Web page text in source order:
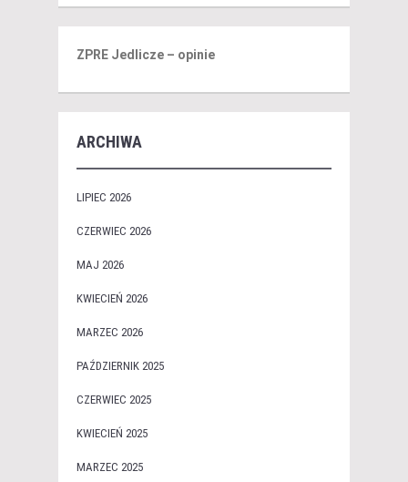
ZPRE Jedlicze – opinie
ARCHIWA
LIPIEC 2026
CZERWIEC 2026
MAJ 2026
KWIECIEŃ 2026
MARZEC 2026
PAŹDZIERNIK 2025
CZERWIEC 2025
KWIECIEŃ 2025
MARZEC 2025